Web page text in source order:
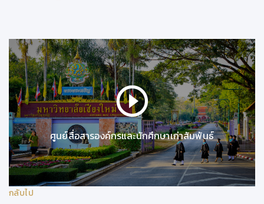
ศูนย์สื่อสารองค์กรและนักศึกษาเก่าสัมพันธ์
กลับไป